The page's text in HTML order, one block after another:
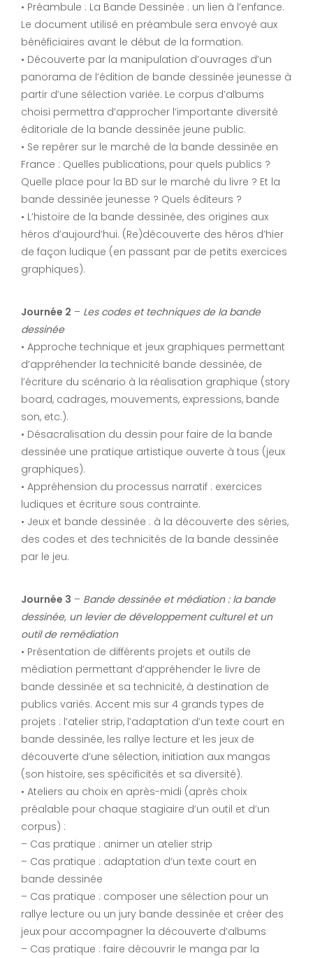
• Préambule : La Bande Dessinée : un lien à l’enfance.
Le document utilisé en préambule sera envoyé aux
bénéficiaires avant le début de la formation.
• Découverte par la manipulation d’ouvrages d’un
panorama de l’édition de bande dessinée jeunesse à
partir d’une sélection variée. Le corpus d’albums
choisi permettra d’approcher l’importante diversité
éditoriale de la bande dessinée jeune public.
• Se repérer sur le marché de la bande dessinée en
France : Quelles publications, pour quels publics ?
Quelle place pour la BD sur le marché du livre ? Et la
bande dessinée jeunesse ? Quels éditeurs ?
• L’histoire de la bande dessinée, des origines aux
héros d’aujourd’hui. (Re)découverte des héros d’hier
de façon ludique (en passant par de petits exercices
graphiques).
Journée 2 – Les codes et techniques de la bande
dessinée
• Approche technique et jeux graphiques permettant
d’appréhender la technicité bande dessinée, de
l’écriture du scénario à la réalisation graphique (story
board, cadrages, mouvements, expressions, bande
son, etc.).
• Désacralisation du dessin pour faire de la bande
dessinée une pratique artistique ouverte à tous (jeux
graphiques).
• Appréhension du processus narratif : exercices
ludiques et écriture sous contrainte.
• Jeux et bande dessinée : à la découverte des séries,
des codes et des technicités de la bande dessinée
par le jeu.
Journée 3 – Bande dessinée et médiation : la bande
dessinée, un levier de développement culturel et un
outil de remédiation
• Présentation de différents projets et outils de
médiation permettant d’appréhender le livre de
bande dessinée et sa technicité, à destination de
publics variés. Accent mis sur 4 grands types de
projets : l’atelier strip, l’adaptation d’un texte court en
bande dessinée, les rallye lecture et les jeux de
découverte d’une sélection, initiation aux mangas
(son histoire, ses spécificités et sa diversité).
• Ateliers au choix en après-midi (après choix
préalable pour chaque stagiaire d’un outil et d’un
corpus) :
– Cas pratique : animer un atelier strip
– Cas pratique : adaptation d’un texte court en
bande dessinée
– Cas pratique : composer une sélection pour un
rallye lecture ou un jury bande dessinée et créer des
jeux pour accompagner la découverte d’albums
– Cas pratique : faire découvrir le manga par la